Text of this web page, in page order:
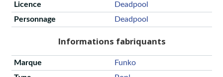
Licence
Deadpool
Personnage
Deadpool
Informations fabriquants
Marque
Funko